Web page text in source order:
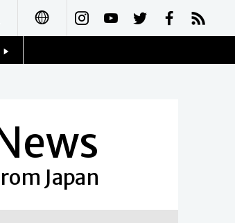
Français
Japan